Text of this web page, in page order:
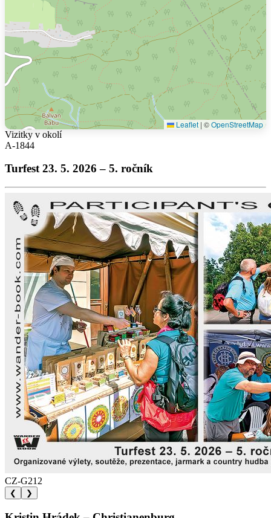
Leaflet | ©OpenStreetMap
Vizitky v okolí
A-1844
Turfest 23. 5. 2026 – 5. ročník
CZ-G212
❮ ❯